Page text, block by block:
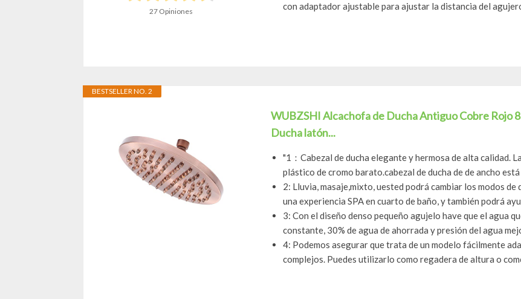
27 Opiniones
con adaptador ajustable para ajustar la distancia del
BESTSELLER NO. 2
WUBZSHI Alcachofa de Ducha Antiguo Cobre Rojo
Ducha latón...
"1：Cabezal de ducha elegante y hermosa de alta calidad.
plástico de cromo barato.cabezal de ducha de de ancho está
2: Lluvia, masaje,mixto, uested podrá cambiar los modos
una experiencia SPA en cuarto de baño, y también podrá
3: Con el diseño denso pequeño agujelo have que el agua
constante, 30% de agua de ahorrada y presión del agua
4: Podemos asegurar que trata de un modelo fácilmente
complejos. Puedes utilizarlo como regadera de altura o